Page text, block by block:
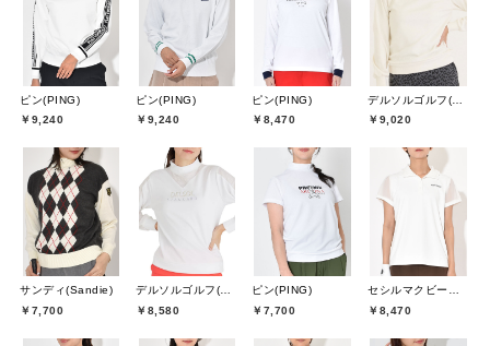
ピン(PING)
￥9,240
ピン(PING)
￥9,240
ピン(PING)
￥8,470
￥9,020
サンディ(Sandie)
￥7,700
デルソルゴルフ(DELSOL GOLF)
￥8,580
ピン(PING)
￥7,700
セシルマクビーグリーン(CECIL McBEE green)
￥8,470